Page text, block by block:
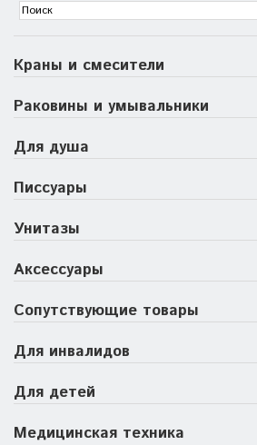
Краны и смесители
Раковины и умывальники
Для душа
Писсуары
Унитазы
Аксессуары
Сопутствующие товары
Для инвалидов
Для детей
Медицинская техника